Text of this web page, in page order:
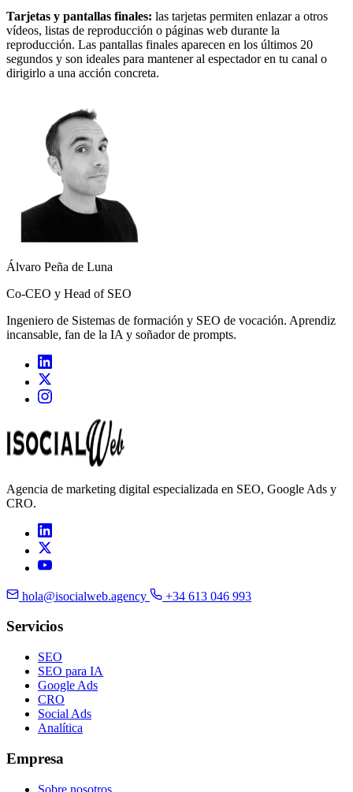
Tarjetas y pantallas finales: las tarjetas permiten enlazar a otros
vídeos, listas de reproducción o páginas web durante la
reproducción. Las pantallas finales aparecen en los últimos 20
segundos y son ideales para mantener al espectador en tu canal o
dirigirlo a una acción concreta.
Álvaro Peña de Luna
Co-CEO y Head of SEO
Ingeniero de Sistemas de formación y SEO de vocación. Aprendiz
incansable, fan de la IA y soñador de prompts.
Agencia de marketing digital especializada en SEO, Google Ads y
CRO.
hola@isocialweb.agency +34 613 046 993
Servicios
SEO
SEO para IA
Google Ads
CRO
Social Ads
Analítica
Empresa
Sobre nosotros